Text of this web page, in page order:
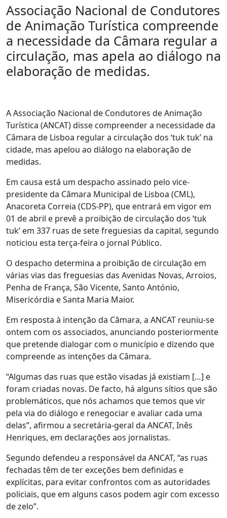
Associação Nacional de Condutores
de Animação Turística compreende
a necessidade da Câmara regular a
circulação, mas apela ao diálogo na
elaboração de medidas.
A Associação Nacional de Condutores de Animação
Turística (ANCAT) disse compreender a necessidade da
Câmara de Lisboa regular a circulação dos ‘tuk tuk’ na
cidade, mas apelou ao diálogo na elaboração de
medidas.
Em causa está um despacho assinado pelo vice-
presidente da Câmara Municipal de Lisboa (CML),
Anacoreta Correia (CDS-PP), que entrará em vigor em
01 de abril e prevê a proibição de circulação dos ‘tuk
tuk’ em 337 ruas de sete freguesias da capital, segundo
noticiou esta terça-feira o jornal Público.
O despacho determina a proibição de circulação em
várias vias das freguesias das Avenidas Novas, Arroios,
Penha de França, São Vicente, Santo António,
Misericórdia e Santa Maria Maior.
Em resposta à intenção da Câmara, a ANCAT reuniu-se
ontem com os associados, anunciando posteriormente
que pretende dialogar com o município e dizendo que
compreende as intenções da Câmara.
“Algumas das ruas que estão visadas já existiam […] e
foram criadas novas. De facto, há alguns sítios que são
problemáticos, que nós achamos que temos que vir
pela via do diálogo e renegociar e avaliar cada uma
delas”, afirmou a secretária-geral da ANCAT, Inês
Henriques, em declarações aos jornalistas.
Segundo defendeu a responsável da ANCAT, “as ruas
fechadas têm de ter exceções bem definidas e
explícitas, para evitar confrontos com as autoridades
policiais, que em alguns casos podem agir com excesso
de zelo”.